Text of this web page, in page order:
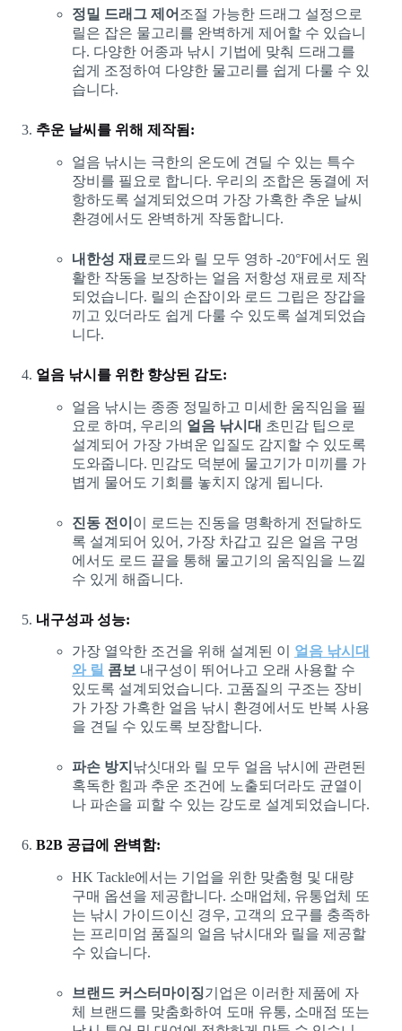
정밀 드래그 제어 조절 가능한 드래그 설정으로
릴은 잡은 물고리를 완벽하게 제어할 수 있습니
다. 다양한 어종과 낚시 기법에 맞춰 드래그를
쉽게 조정하여 다양한 물고리를 쉽게 다룰 수 있
습니다.
추운 날씨를 위해 제작됨:
얼음 낚시는 극한의 온도에 견딜 수 있는 특수
장비를 필요로 합니다. 우리의 조합은 동결에 저
항하도록 설계되었으며 가장 가혹한 추운 날씨
환경에서도 완벽하게 작동합니다.
내한성 재료 로드와 릴 모두 영하 -20°F에서도 원
활한 작동을 보장하는 얼음 저항성 재료로 제작
되었습니다. 릴의 손잡이와 로드 그립은 장갑을
끼고 있더라도 쉽게 다룰 수 있도록 설계되었습
니다.
얼음 낚시를 위한 향상된 감도:
얼음 낚시는 종종 정밀하고 미세한 움직임을 필
요로 하며, 우리의 얼음 낚시대 초민감 팁으로
설계되어 가장 가벼운 입질도 감지할 수 있도록
도와줍니다. 민감도 덕분에 물고기가 미끼를 가
볍게 물어도 기회를 놓치지 않게 됩니다.
진동 전이 이 로드는 진동을 명확하게 전달하도
록 설계되어 있어, 가장 차갑고 깊은 얼음 구멍
에서도 로드 끝을 통해 물고기의 움직임을 느낄
수 있게 해줍니다.
내구성과 성능:
가장 열악한 조건을 위해 설계된 이 얼음 낚시대
와 릴 콤보 내구성이 뛰어나고 오래 사용할 수
있도록 설계되었습니다. 고품질의 구조는 장비
가 가장 가혹한 얼음 낚시 환경에서도 반복 사용
을 견딜 수 있도록 보장합니다.
파손 방지 낚싯대와 릴 모두 얼음 낚시에 관련된
혹독한 힘과 추운 조건에 노출되더라도 균열이
나 파손을 피할 수 있는 강도로 설계되었습니다.
B2B 공급에 완벽함:
HK Tackle에서는 기업을 위한 맞춤형 및 대량
구매 옵션을 제공합니다. 소매업체, 유통업체 또
는 낚시 가이드이신 경우, 고객의 요구를 충족하
는 프리미엄 품질의 얼음 낚시대와 릴을 제공할
수 있습니다.
브랜드 커스터마이징기업은 이러한 제품에 자
체 브랜드를 맞춤화하여 도매 유통, 소매점 또는